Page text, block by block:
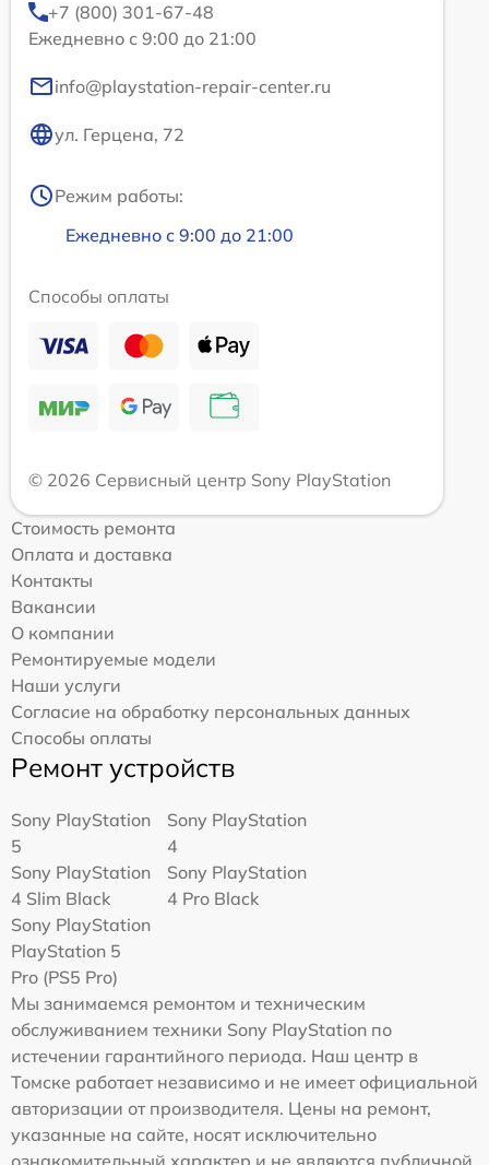
+7 (800) 301-67-48
Ежедневно с 9:00 до 21:00
info@playstation-repair-center.ru
ул. Герцена, 72
Режим работы:
Ежедневно с 9:00 до 21:00
Способы оплаты
© 2026 Сервисный центр Sony PlayStation
Стоимость ремонта
Оплата и доставка
Контакты
Вакансии
О компании
Ремонтируемые модели
Наши услуги
Согласие на обработку персональных данных
Способы оплаты
Ремонт устройств
Sony PlayStation
5
Sony PlayStation
4
Sony PlayStation
4 Slim Black
Sony PlayStation
4 Pro Black
Sony PlayStation
PlayStation 5
Pro (PS5 Pro)
Мы занимаемся ремонтом и техническим
обслуживанием техники Sony PlayStation по
истечении гарантийного периода. Наш центр в
Томске работает независимо и не имеет официальной
авторизации от производителя. Цены на ремонт,
указанные на сайте, носят исключительно